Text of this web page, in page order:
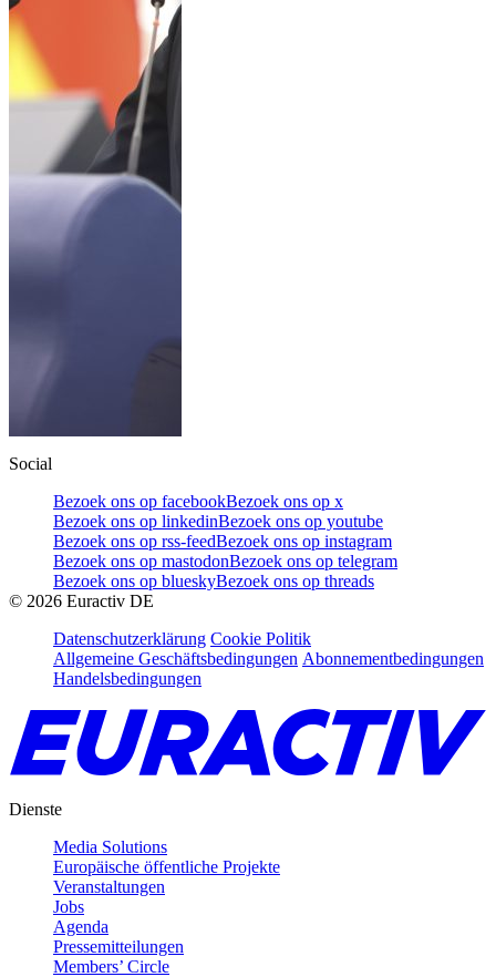
Social
Bezoek ons op facebookBezoek ons op x
Bezoek ons op linkedinBezoek ons op youtube
Bezoek ons op rss-feedBezoek ons op instagram
Bezoek ons op mastodonBezoek ons op telegram
Bezoek ons op blueskyBezoek ons op threads
© 2026 Euractiv DE
Datenschutzerklärung Cookie Politik
Allgemeine Geschäftsbedingungen Abonnementbedingungen
Handelsbedingungen
Dienste
Media Solutions
Europäische öffentliche Projekte
Veranstaltungen
Jobs
Agenda
Pressemitteilungen
Members’ Circle